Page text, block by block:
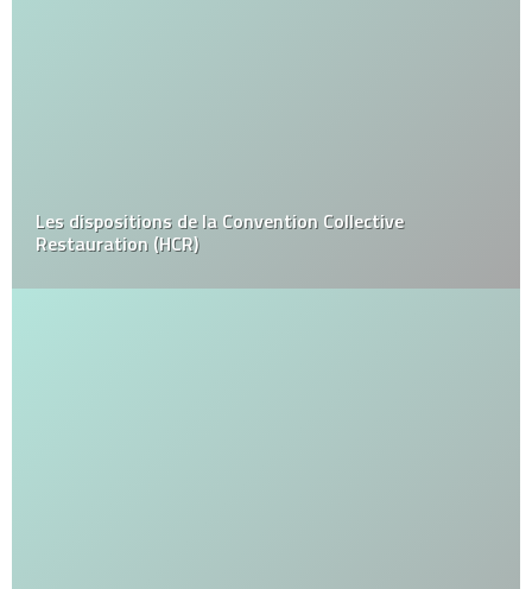
Les dispositions de la Convention Collective
Restauration (HCR)